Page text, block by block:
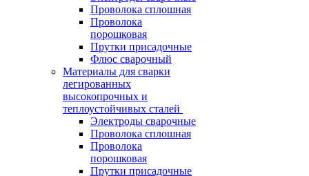
Проволока сплошная
Проволока
порошковая
Прутки присадочные
Флюс сварочный
Материалы для сварки
легированных
высокопрочных и
теплоустойчивых сталей
Электроды сварочные
Проволока сплошная
Проволока
порошковая
Прутки присадочные